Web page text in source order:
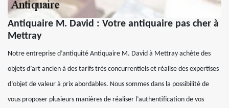
Antiquaire M. David : Votre antiquaire pas cher à
Mettray
Notre entreprise d’antiquité Antiquaire M. David à Mettray achète des
objets d’art ancien à des tarifs très concurrentiels et réalise des expertises
d’objet de valeur à prix abordables. Nous sommes dans la possibilité de
vous proposer plusieurs manières de réaliser l’authentification de vos